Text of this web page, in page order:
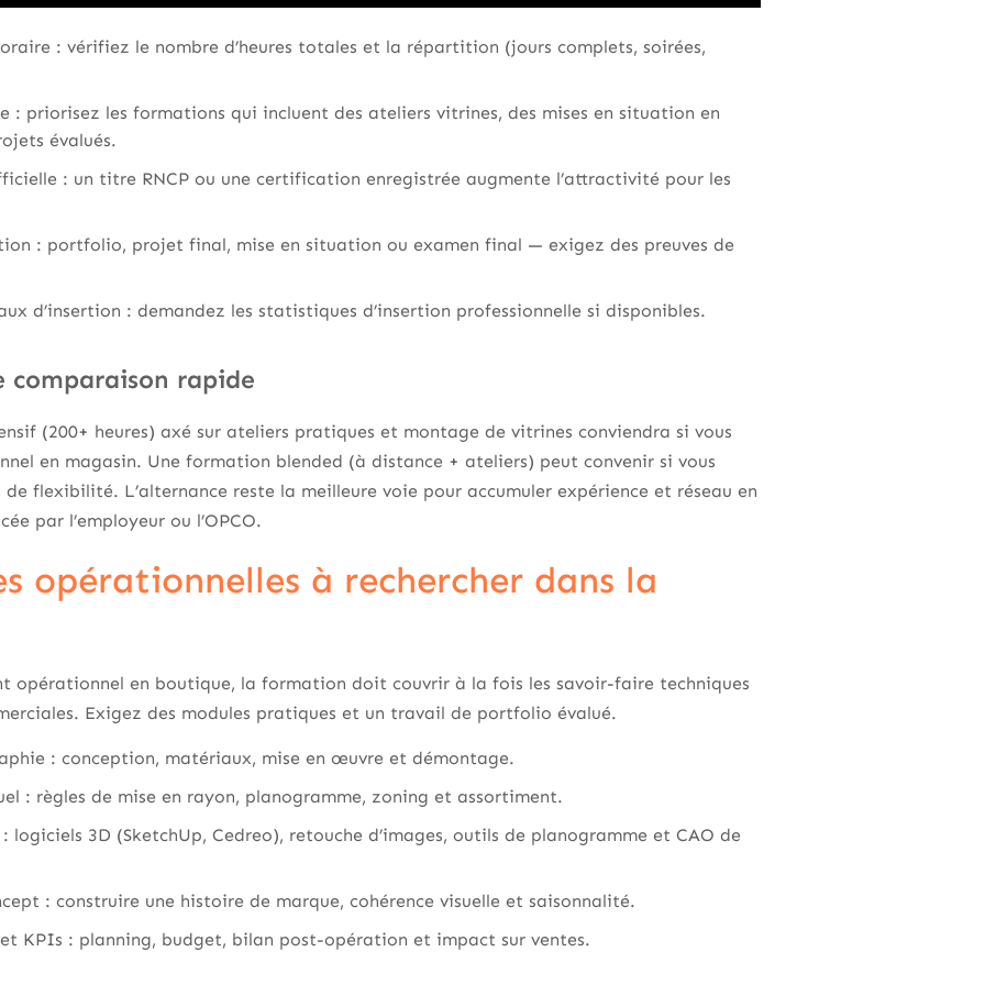
: vérifiez le nombre d’heures totales et la répartition (jours complets, soirées,
: priorisez les formations qui incluent des ateliers vitrines, des mises en situation en
évalués.
: un titre RNCP ou une certification enregistrée augmente l’attractivité pour les
: portfolio, projet final, mise en situation ou examen final — exigez des preuves de
d’insertion : demandez les statistiques d’insertion professionnelle si disponibles.
comparaison rapide
(200+ heures) axé sur ateliers pratiques et montage de vitrines conviendra si vous
en magasin. Une formation blended (à distance + ateliers) peut convenir si vous
flexibilité. L’alternance reste la meilleure voie pour accumuler expérience et réseau en
par l’employeur ou l’OPCO.
opérationnelles à rechercher dans la
opérationnel en boutique, la formation doit couvrir à la fois les savoir-faire techniques
Exigez des modules pratiques et un travail de portfolio évalué.
: conception, matériaux, mise en œuvre et démontage.
: règles de mise en rayon, planogramme, zoning et assortiment.
logiciels 3D (SketchUp, Cedreo), retouche d’images, outils de planogramme et CAO de
: construire une histoire de marque, cohérence visuelle et saisonnalité.
KPIs : planning, budget, bilan post-opération et impact sur ventes.